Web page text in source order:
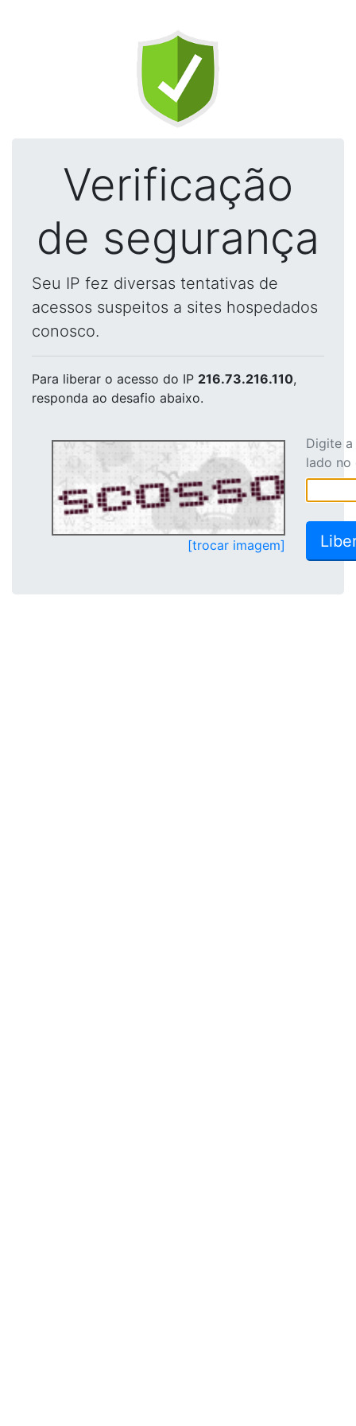
Verificação
de segurança
Seu IP fez diversas tentativas de
acessos suspeitos a sites hospedados
conosco.
Para liberar o acesso do IP 216.73.216.110,
responda ao desafio abaixo.
[trocar imagem]
Digite
lado no